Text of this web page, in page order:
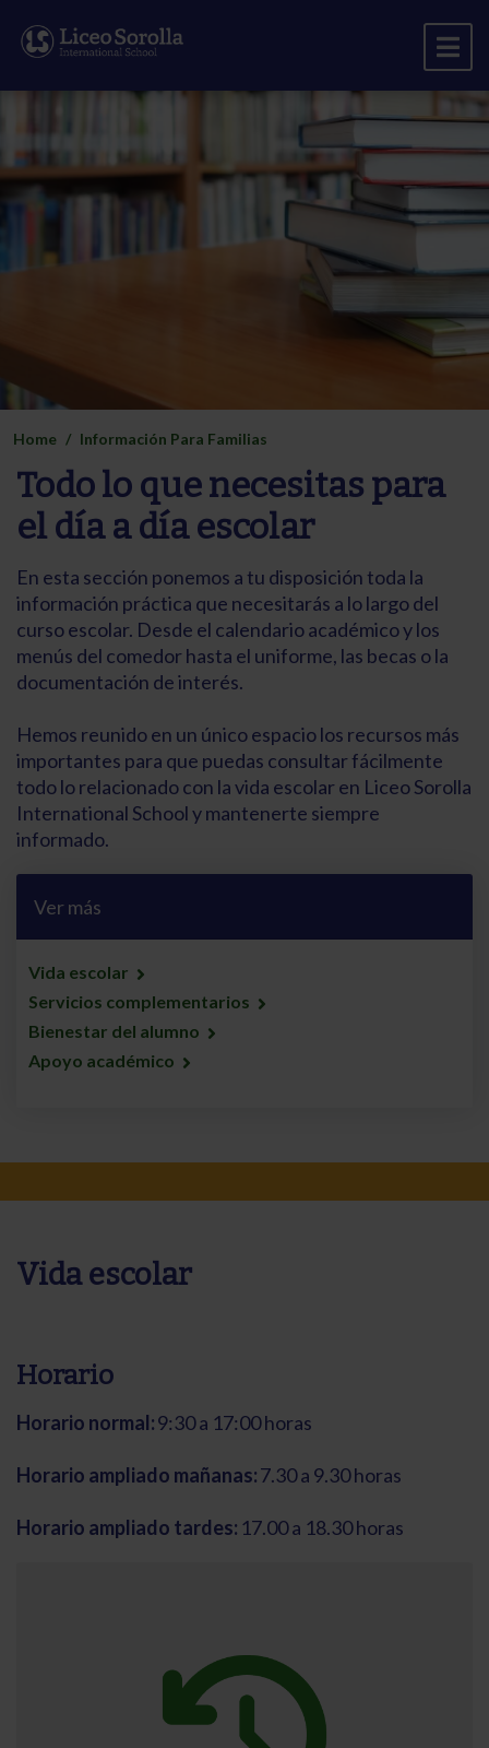
Home Información Para Familias
Todo lo que necesitas para
el día a día escolar
En esta sección ponemos a tu disposición toda la
información práctica que necesitarás a lo largo del
curso escolar. Desde el calendario académico y los
menús del comedor hasta el uniforme, las becas o la
documentación de interés.
Hemos reunido en un único espacio los recursos más
importantes para que puedas consultar fácilmente
todo lo relacionado con la vida escolar en Liceo Sorolla
International School y mantenerte siempre
informado.
Ver más
Vida escolar
Servicios complementarios
Bienestar del alumno
Apoyo académico
Vida escolar
Horario
Horario normal:9:30 a 17:00 horas
Horario ampliado mañanas:7.30 a 9.30 horas
Horario ampliado tardes: 17.00 a 18.30 horas